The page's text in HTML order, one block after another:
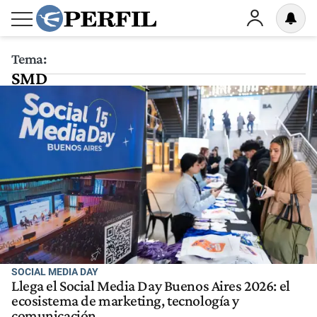
Tema:
SMD
SOCIAL MEDIA DAY
Llega el Social Media Day Buenos Aires 2026: el
ecosistema de marketing, tecnología y